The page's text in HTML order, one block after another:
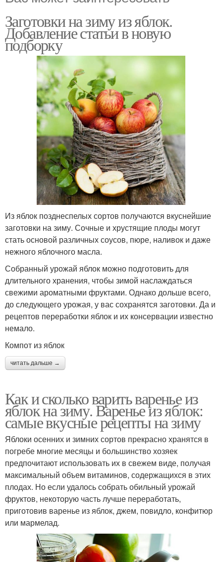
Заготовки на зиму из яблок.
Добавление статьи в новую
подборку
Из яблок позднеспелых сортов получаются вкуснейшие
заготовки на зиму. Сочные и хрустящие плоды могут
стать основой различных соусов, пюре, наливок и даже
нежного яблочного масла.
Собранный урожай яблок можно подготовить для
длительного хранения, чтобы зимой наслаждаться
свежими ароматными фруктами. Однако дольше всего,
до следующего урожая, у вас сохранятся заготовки. Да и
рецептов переработки яблок и их консервации известно
немало.
Компот из яблок
читать дальше →
Как и сколько варить варенье из
яблок на зиму. Варенье из яблок:
самые вкусные рецепты на зиму
Яблоки осенних и зимних сортов прекрасно хранятся в
погребе многие месяцы и большинство хозяек
предпочитают использовать их в свежем виде, получая
максимальный объем витаминов, содержащихся в этих
плодах. Но если удалось собрать обильный урожай
фруктов, некоторую часть лучше переработать,
приготовив варенье из яблок, джем, повидло, конфитюр
или мармелад.